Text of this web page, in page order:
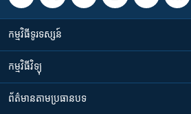
កម្មវិធី​ទូរទស្សន៍
កម្មវិធី​វិទ្យុ
ព័ត៌មាន​តាមប្រធានបទ​